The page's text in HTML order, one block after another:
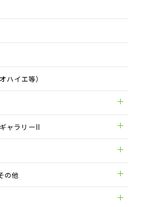
ハイエ等）
ャラリーII
の他